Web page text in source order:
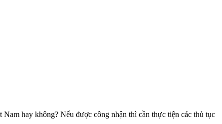
hay không? Nếu được công nhận thì cần thực tiện các thủ tục